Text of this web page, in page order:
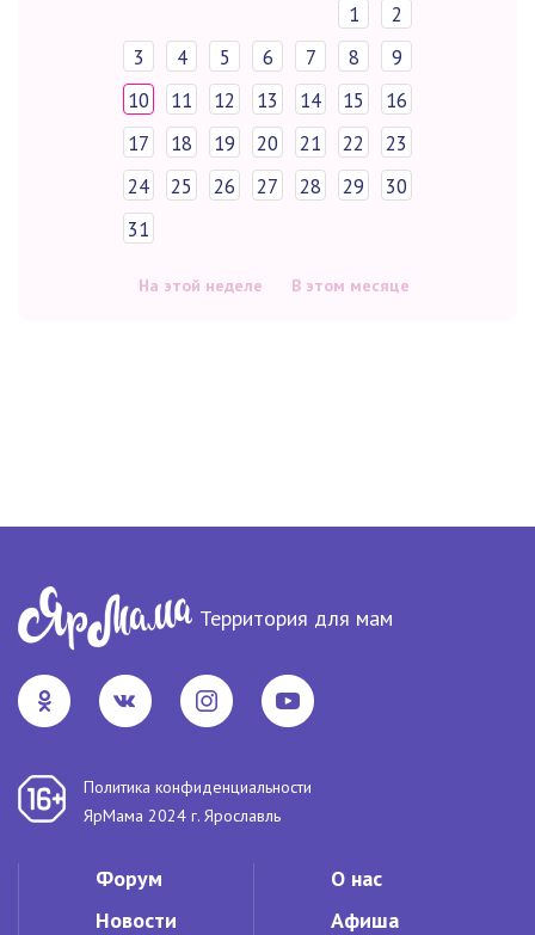
1
2
3
4 5 6 7 8
9
10
11 12 13 14 15
16
17
18 19 20 21 22
23
24
25 26 27 28 29
30
31
На этой неделе В этом месяце
Территория для мам
Политика конфиденциальности
ЯрМама 2024 г. Ярославль
Форум
Новости
О нас
Афиша